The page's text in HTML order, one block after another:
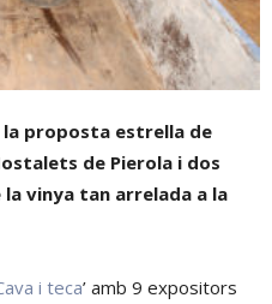
la proposta estrella de
de Pierola i dos
vinya tan arrelada a la
i teca’ amb 9 expositors